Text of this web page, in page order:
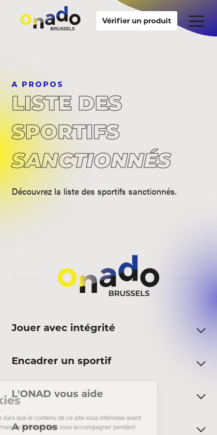
Vérifier un produit
A PROPOS
LISTE DES
SPORTIFS
SANCTIONNÉS
Découvrez la liste des sportifs sanctionnés.
Jouer avec intégrité
Encadrer un sportif
L'ONAD vous aide
A propos